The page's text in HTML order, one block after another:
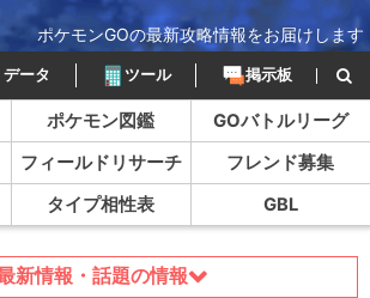
ポケモンGOの最新攻略情報をお届けします
データ ツール 掲示板
ポケモン図鑑
GOバトルリーグ
フィールドリサーチ
フレンド募集
タイプ相性表 GBL
新情報・話題の情報